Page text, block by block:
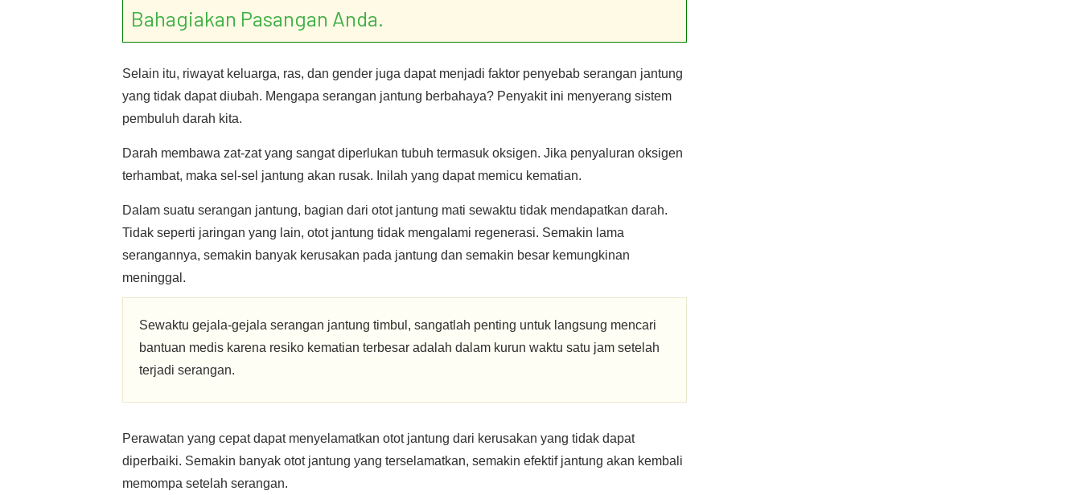
Bahagiakan Pasangan Anda.
Selain itu, riwayat keluarga, ras, dan gender juga dapat menjadi faktor penyebab serangan jantung
yang tidak dapat diubah. Mengapa serangan jantung berbahaya? Penyakit ini menyerang sistem
pembuluh darah kita.
Darah membawa zat-zat yang sangat diperlukan tubuh termasuk oksigen. Jika penyaluran oksigen
terhambat, maka sel-sel jantung akan rusak. Inilah yang dapat memicu kematian.
Dalam suatu serangan jantung, bagian dari otot jantung mati sewaktu tidak mendapatkan darah.
Tidak seperti jaringan yang lain, otot jantung tidak mengalami regenerasi. Semakin lama
serangannya, semakin banyak kerusakan pada jantung dan semakin besar kemungkinan
meninggal.
Sewaktu gejala-gejala serangan jantung timbul, sangatlah penting untuk langsung mencari
bantuan medis karena resiko kematian terbesar adalah dalam kurun waktu satu jam setelah
terjadi serangan.
Perawatan yang cepat dapat menyelamatkan otot jantung dari kerusakan yang tidak dapat
diperbaiki. Semakin banyak otot jantung yang terselamatkan, semakin efektif jantung akan kembali
memompa setelah serangan.